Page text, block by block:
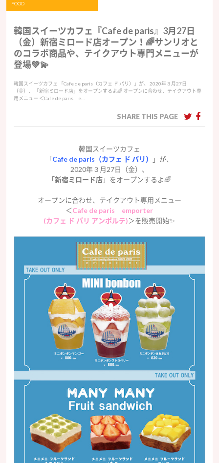
FOOD
韓国スイーツカフェ『Cafe de paris』3月27日
（金）新宿ミロード店オープン！🌈サンリオと
のコラボ商品や、テイクアウト専門メニューが
登場💚💫
韓国スイーツカフェ 「Cafe de paris（カフェ ド パリ）」が、 2020年３月27日
（金）、 「新宿ミロード店」をオープンするよ🌈 オープンに合わせ、テイクアウト専
用メニュー ＜Cafe de paris e…
SHARE THIS PAGE
韓国スイーツカフェ
「Cafe de paris（カフェ ド パリ）
」が、
2020年３月27日（金）、
「新宿ミロード店」をオープンするよ🌈
オープンに合わせ、テイクアウト専用メニュー
＜Cafe de paris emporter
(カフェ ド パリ アンポルテ)＞を販売開始✨